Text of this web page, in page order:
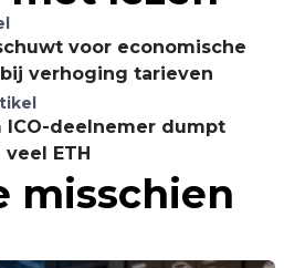
voor economische
verhoging tarieven
ICO-deelnemer dumpt
ETH
misschien